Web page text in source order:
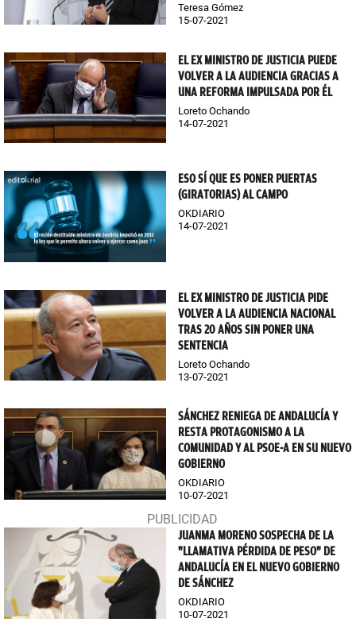
Teresa Gómez
15-07-2021
EL EX MINISTRO DE JUSTICIA PUEDE
VOLVER A LA AUDIENCIA GRACIAS A
UNA REFORMA IMPULSADA POR ÉL
Loreto Ochando
14-07-2021
ESO SÍ QUE ES PONER PUERTAS
(GIRATORIAS) AL CAMPO
OKDIARIO
14-07-2021
EL EX MINISTRO DE JUSTICIA PIDE
VOLVER A LA AUDIENCIA NACIONAL
TRAS 20 AÑOS SIN PONER UNA
SENTENCIA
Loreto Ochando
13-07-2021
SÁNCHEZ RENIEGA DE ANDALUCÍA Y
RESTA PROTAGONISMO A LA
COMUNIDAD Y AL PSOE-A EN SU NUEVO
GOBIERNO
OKDIARIO
10-07-2021
JUANMA MORENO SOSPECHA DE LA
"LLAMATIVA PÉRDIDA DE PESO" DE
ANDALUCÍA EN EL NUEVO GOBIERNO
DE SÁNCHEZ
OKDIARIO
10-07-2021